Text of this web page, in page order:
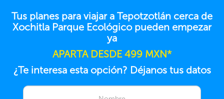
Tus planes para viajar a Tepotzotlán cerca de
Xochitla Parque Ecológico pueden empezar
ya
APARTA DESDE 499 MXN*
¿Te interesa esta opción? Déjanos tus datos